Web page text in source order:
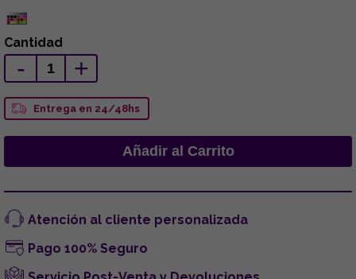
Cantidad
- +
Entrega en 24/48hs
Atención al cliente personalizada
Pago 100% Seguro